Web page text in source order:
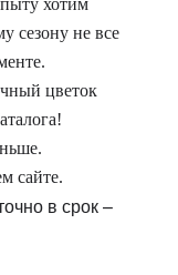
сезону не все
цветок
сайте.
в срок –